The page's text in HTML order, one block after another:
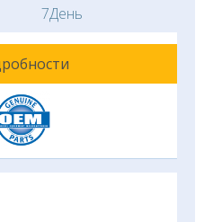
7День